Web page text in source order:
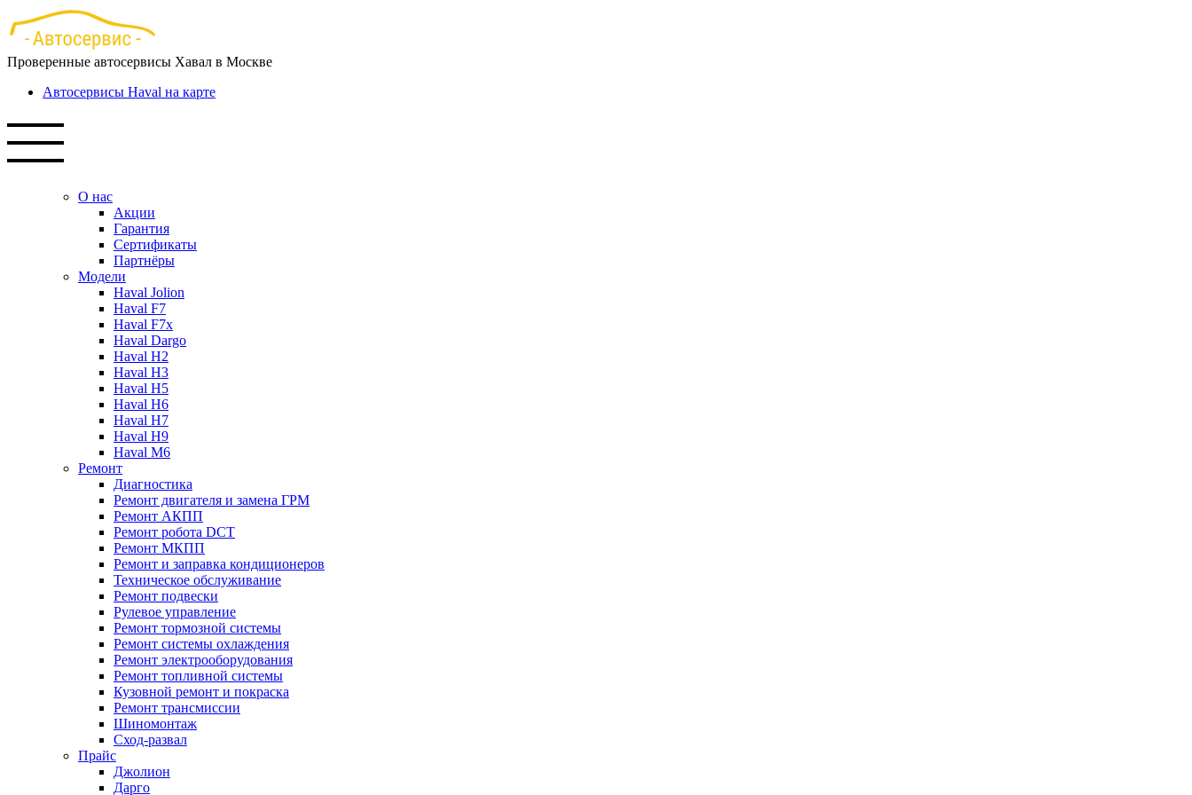
Перейти
к
основному
содержанию
Проверенные автосервисы Хавал в Москве
Автосервисы Haval на карте
О нас
Акции
Гарантия
Сертификаты
Партнёры
Модели
Haval Jolion
Haval F7
Haval F7x
Haval Dargo
Haval H2
Haval H3
Haval H5
Haval H6
Haval H7
Haval H9
Haval M6
Ремонт
Диагностика
Ремонт двигателя и замена ГРМ
Ремонт АКПП
Ремонт робота DCT
Ремонт МКПП
Ремонт и заправка кондиционеров
Техническое обслуживание
Ремонт подвески
Рулевое управление
Ремонт тормозной системы
Ремонт системы охлаждения
Ремонт электрооборудования
Ремонт топливной системы
Кузовной ремонт и покраска
Ремонт трансмиссии
Шиномонтаж
Сход-развал
Прайс
Джолион
Дарго